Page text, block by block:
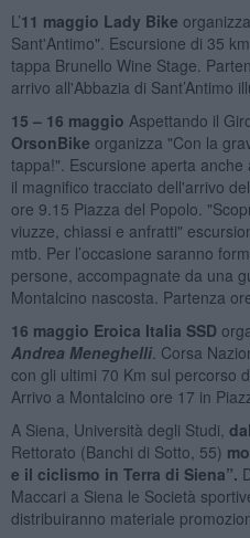
L’11 maggio Lady Bike
Sant'Antimo". Escursione di 35
tappa Brunello Wine Stage.
arrivo all'Abbazia di Sant’Antimo
15 – 16 maggio Aspettando il
OrsonBike organizza "Con la
tappa!". Escursione aperta
il magnifico tracciato dell'arrivo
ore 9.15 Piazza del Popolo.
viuzze, chiassi e anfratti"
mtb. Per l’occasione saranno
persone, accompagnate da una
Montalcino nascosta. Partenza
16 maggio Eroica Italia SSD
Andrea Meneghelli. Corsa
con gli ultimi 70 Km sul percorso
Arrivo a Montalcino ore 17 in
A Siena, Università degli Studi,
Rettorato (Banchi di Sotto, 55)
e il ciclismo in Terra di Siena”.
Maccari a Siena le Società
distribuiranno materiale